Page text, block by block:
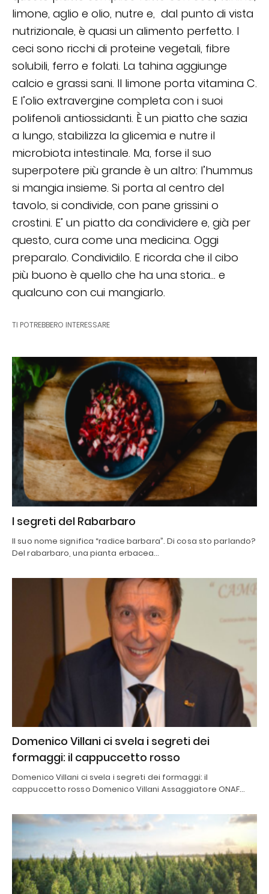
limone, aglio e olio, nutre e, dal punto di vista
nutrizionale, è quasi un alimento perfetto. I
ceci sono ricchi di proteine vegetali, fibre
solubili, ferro e folati. La tahina aggiunge
calcio e grassi sani. Il limone porta vitamina C.
E l’olio extravergine completa con i suoi
polifenoli antiossidanti. È un piatto che sazia
a lungo, stabilizza la glicemia e nutre il
microbiota intestinale. Ma, forse il suo
superpotere più grande è un altro: l’hummus
si mangia insieme. Si porta al centro del
tavolo, si condivide, con pane grissini o
crostini. E’ un piatto da condividere e, già per
questo, cura come una medicina. Oggi
preparalo. Condividilo. E ricorda che il cibo
più buono è quello che ha una storia… e
qualcuno con cui mangiarlo.
TI POTREBBERO INTERESSARE
I segreti del Rabarbaro
Il suo nome significa “radice barbara”. Di cosa sto parlando?
Del rabarbaro, una pianta erbacea…
Domenico Villani ci svela i segreti dei
formaggi: il cappuccetto rosso
Domenico Villani ci svela i segreti dei formaggi: il
cappuccetto rosso Domenico Villani Assaggiatore ONAF…